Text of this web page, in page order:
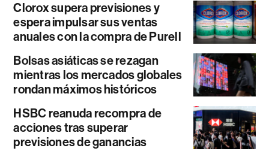
Clorox supera previsiones y
espera impulsar sus ventas
anuales con la compra de Purell
Bolsas asiáticas se rezagan
mientras los mercados globales
rondan máximos históricos
HSBC reanuda recompra de
acciones tras superar
previsiones de ganancias